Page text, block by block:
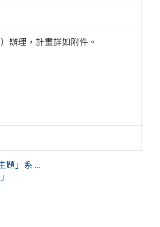
辦理，計畫詳如附件。
題」系 ...